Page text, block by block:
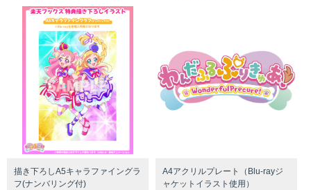
描き下ろしA5キャラファイングラ
フ(ナンバリング付)
A4アクリルプレート（Blu-rayジ
ャケットイラスト使⽤）